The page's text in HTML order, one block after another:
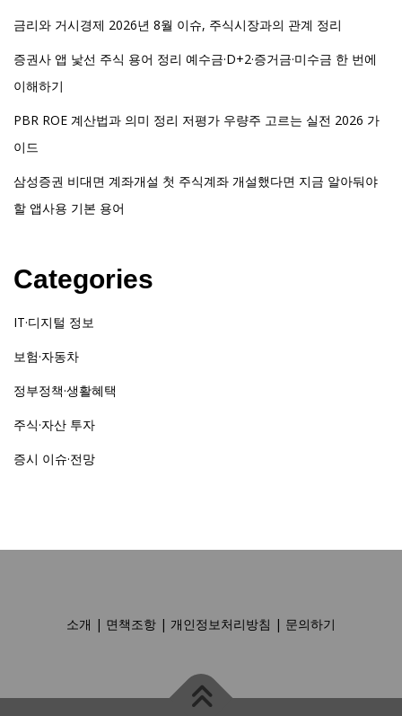
금리와 거시경제 2026년 8월 이슈, 주식시장과의 관계 정리
증권사 앱 낯선 주식 용어 정리 예수금·D+2·증거금·미수금 한 번에
이해하기
PBR ROE 계산법과 의미 정리 저평가 우량주 고르는 실전 2026 가
이드
삼성증권 비대면 계좌개설 첫 주식계좌 개설했다면 지금 알아둬야
할 앱사용 기본 용어
Categories
IT·디지털 정보
보험·자동차
정부정책·생활혜택
주식·자산 투자
증시 이슈·전망
소개 | 면책조항 | 개인정보처리방침 | 문의하기